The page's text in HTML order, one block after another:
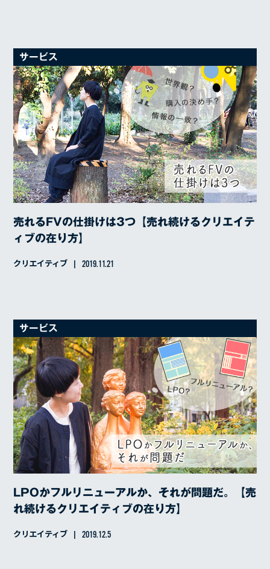
サービス
売れるFVの仕掛けは3つ【売れ続けるクリエイテ
ィブの在り方】
クリエイティブ 2019.11.21
サービス
LPOかフルリニューアルか、それが問題だ。【売
れ続けるクリエイティブの在り方】
クリエイティブ 2019.12.5